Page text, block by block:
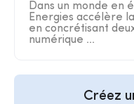
Dans un monde en
Energies accélère
en concrétisant
numérique ...
Créez